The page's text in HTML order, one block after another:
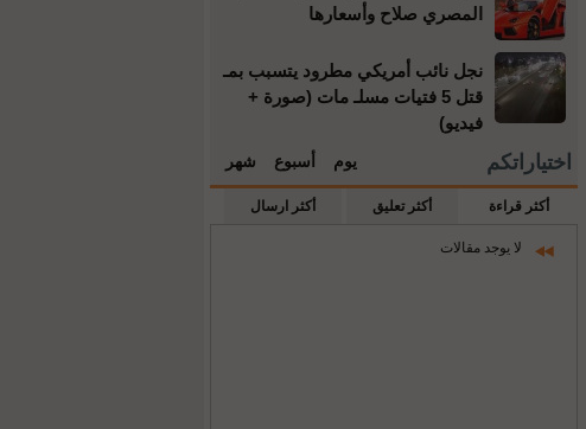
المصري صلاح وأسعارها
نجل نائب أمريكي مطرود يتسبب بمـ
قتل 5 فتيات مسلـ مات (صورة +
فيديو)
اختياراتكم يوم أسبوع شهر
أكثر قراءة أكثر تعليق أكثر ارسال
لا يوجد مقالات